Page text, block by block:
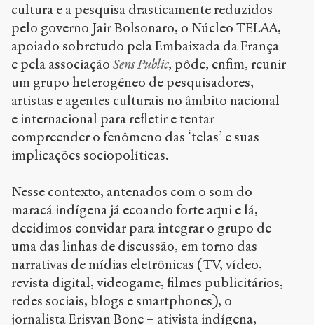
cultura e a pesquisa drasticamente reduzidos
pelo governo Jair Bolsonaro, o Núcleo TELAA,
apoiado sobretudo pela Embaixada da França
e pela associação Sens Public, pôde, enfim, reunir
um grupo heterogêneo de pesquisadores,
artistas e agentes culturais no âmbito nacional
e internacional para refletir e tentar
compreender o fenômeno das ‘telas’ e suas
implicações sociopolíticas.
Nesse contexto, antenados com o som do
maracá indígena já ecoando forte aqui e lá,
decidimos convidar para integrar o grupo de
uma das linhas de discussão, em torno das
narrativas de mídias eletrônicas (TV, vídeo,
revista digital, videogame, filmes publicitários,
redes sociais, blogs e smartphones), o
jornalista Erisvan Bone – ativista indígena,